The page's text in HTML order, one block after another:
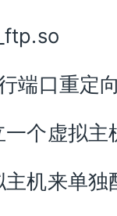
端口重定
个虚拟主
机来单独